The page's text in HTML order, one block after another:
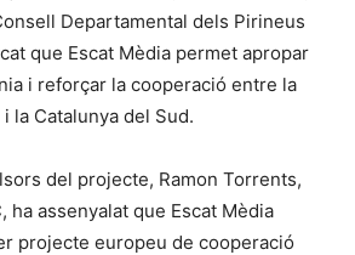
Departamental dels Pirineus
que Escat Mèdia permet apropar
i reforçar la cooperació entre la
la Catalunya del Sud.
del projecte, Ramon Torrents,
ha assenyalat que Escat Mèdia
projecte europeu de cooperació